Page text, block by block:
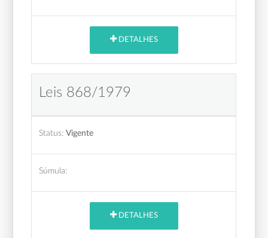
DETALHES
Leis 868/1979
Status: Vigente
Súmula:
DETALHES